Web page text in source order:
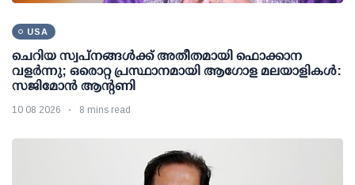
USA
ചെറിയ സ്വപ്നങ്ങൾക്ക് അതീതമായി ഫൊക്കാന
വളർന്നു; ഒരൊറ്റ പ്രസ്ഥാനമായി ആഗോള മലയാളികൾ:
സജിമോൻ ആന്റണി
10 08 2026 8 mins read